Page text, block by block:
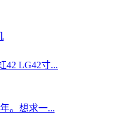
42 LG42寸...
。想求一...